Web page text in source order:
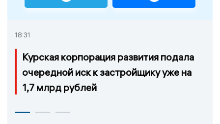
18:31
Курская корпорация развития подала
очередной иск к застройщику уже на
1,7 млрд рублей